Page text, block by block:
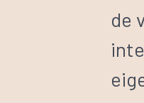
de